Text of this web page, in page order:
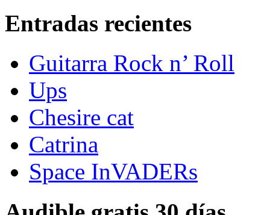
Entradas recientes
Guitarra Rock n’ Roll
Ups
Chesire cat
Catrina
Space InVADERs